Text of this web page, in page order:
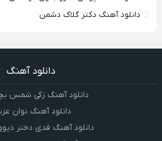
دانلود آهنگ دکتر گلاک دشمن
دانلود آهنگ
دانلود آهنگ زکی شمس
دانلود آهنگ نوان
دانلود آهنگ فدی دختر